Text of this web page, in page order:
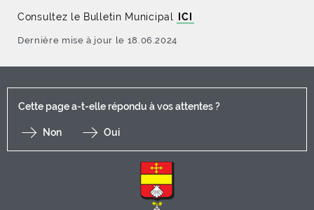
Consultez le Bulletin Municipal ICI
Dernière mise à jour le 18.06.2024
Cette page a-t-elle répondu à vos attentes ?
Non Oui